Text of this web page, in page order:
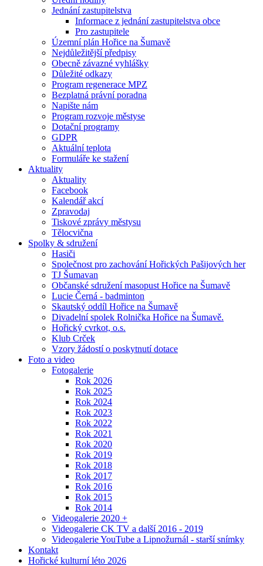
Jednání zastupitelstva
Informace z jednání zastupitelstva obce
Pro zastupitele
Územní plán Hořice na Šumavě
Nejdůležitější předpisy
Obecně závazné vyhlášky
Důležité odkazy
Program regenerace MPZ
Bezplatná právní poradna
Napište nám
Program rozvoje městyse
Dotační programy
GDPR
Aktuální teplota
Formuláře ke stažení
Aktuality
Aktuality
Facebook
Kalendář akcí
Zpravodaj
Tiskové zprávy městysu
Tělocvična
Spolky & sdružení
Hasiči
Společnost pro zachování Hořických Pašijových her
TJ Šumavan
Občanské sdružení masopust Hořice na Šumavě
Lucie Černá - badminton
Skautský oddíl Hořice na Šumavě
Divadelní spolek Rolnička Hořice na Šumavě.
Hořický cvrkot, o.s.
Klub Crček
Vzory žádostí o poskytnutí dotace
Foto a video
Fotogalerie
Rok 2026
Rok 2025
Rok 2024
Rok 2023
Rok 2022
Rok 2021
Rok 2020
Rok 2019
Rok 2018
Rok 2017
Rok 2016
Rok 2015
Rok 2014
Videogalerie 2020 +
Videogalerie CK TV a další 2016 - 2019
Videogalerie YouTube a Lipnožurnál - starší snímky
Kontakt
Hořické kulturní léto 2026